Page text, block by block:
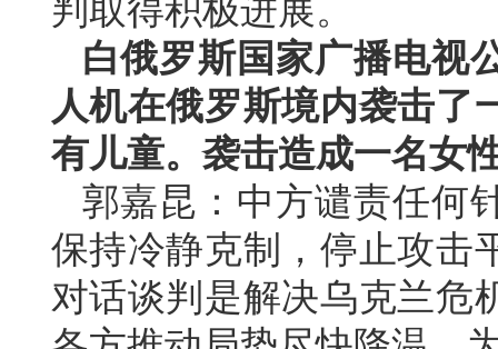
判取得积极进展。
白俄罗斯国家广播电视
人机在俄罗斯境内袭击了
有儿童。袭击造成一名女
郭嘉昆：中方谴责任何
保持冷静克制，停止攻击
对话谈判是解决乌克兰危